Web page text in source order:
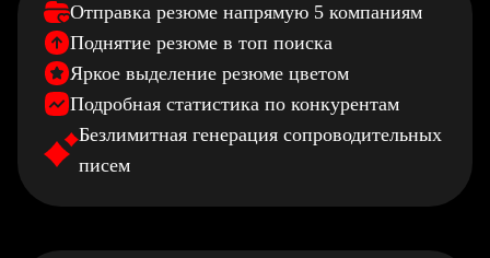
Отправка резюме напрямую 5 компаниям
Поднятие резюме в топ поиска
Яркое выделение резюме цветом
Подробная статистика по конкурентам
Безлимитная генерация сопроводительных
писем